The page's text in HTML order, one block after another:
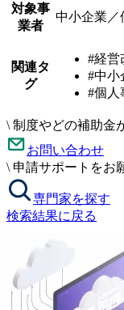
対象事
業者
中小企業／
関連タ
グ
#経営
#中小
#個人
\ 制度やどの補助金
お問い合わせ
\ 申請サポートをお
専門家を探す
検索結果に戻る